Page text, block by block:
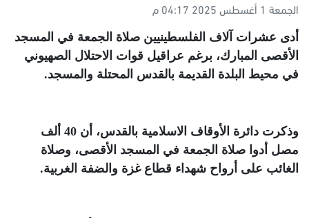
الجمعة 1 أغسطس 2025 04:17 م
أدى عشرات آلاف الفلسطينيين صلاة الجمعة في المسجد
الأقصى المبارك، برغم عراقيل قوات الاحتلال الصهيوني
في محيط البلدة القديمة بالقدس المحتلة والمسجد.
وذكرت دائرة الأوقاف الاسلامية بالقدس، أن 40 ألف
مصل أدوا صلاة الجمعة في المسجد الأقصى، وصلاة
الغائب على أرواح شهداء قطاع غزة والضفة الغربية.